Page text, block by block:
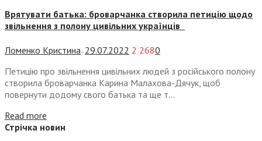
Врятувати батька: броварчанка створила петицію щодо
звільнення з полону цивільних українців
Ломенко Кристина — 29.07.2022 2 2680
Петицію про звільнення цивільних людей з російського полону
створила броварчанка Карина Малахова-Дячук, щоб
повернути додому свого батька та ще т...
Read more
Стрічка новин